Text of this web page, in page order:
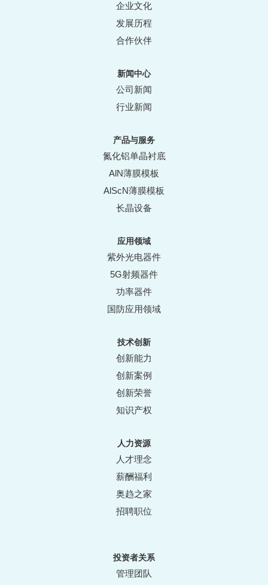
企业文化
发展历程
合作伙伴
新闻中心
公司新闻
行业新闻
产品与服务
氮化铝单晶衬底
AlN薄膜模板
AlScN薄膜模板
长晶设备
应用领域
紫外光电器件
5G射频器件
功率器件
国防应用领域
技术创新
创新能力
创新案例
创新荣誉
知识产权
人力资源
人才理念
薪酬福利
奥趋之家
招聘职位
投资者关系
管理团队